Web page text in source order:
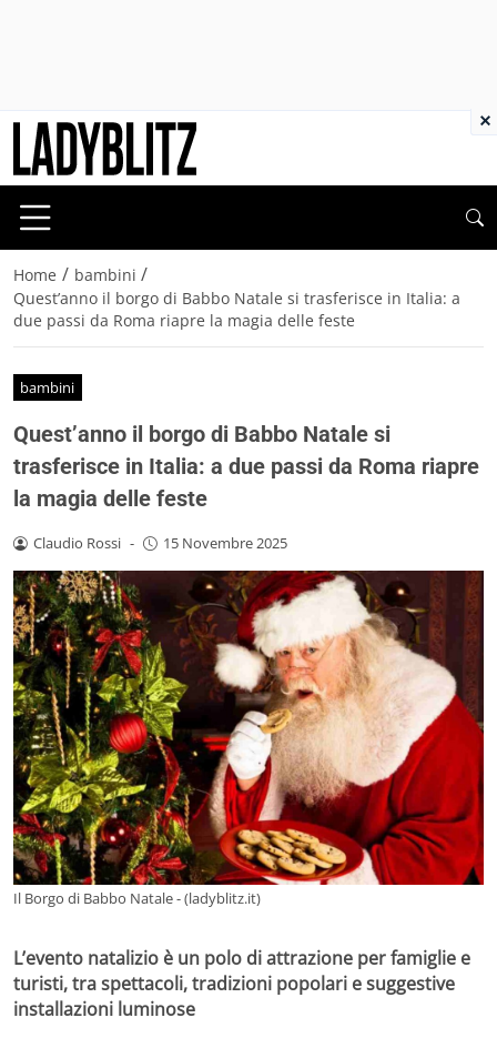
Home / bambini /
Quest’anno il borgo di Babbo Natale si trasferisce in Italia: a
due passi da Roma riapre la magia delle feste
bambini
Quest’anno il borgo di Babbo Natale si
trasferisce in Italia: a due passi da Roma riapre
la magia delle feste
Claudio Rossi - 15 Novembre 2025
Il Borgo di Babbo Natale - (ladyblitz.it)
L’evento natalizio è un polo di attrazione per famiglie e
turisti, tra spettacoli, tradizioni popolari e suggestive
installazioni luminose
×